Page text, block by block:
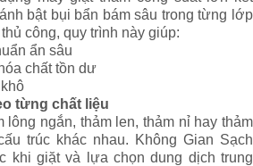
bật bụi bẩn bám sâu trong từng lớp
công, quy trình này giúp:
ẩn sâu
chất tồn dư
từng chất liệu
lông ngắn, thảm len, thảm nỉ hay thảm
trúc khác nhau. Không Gian Sạch
khi giặt và lựa chọn dung dịch trung